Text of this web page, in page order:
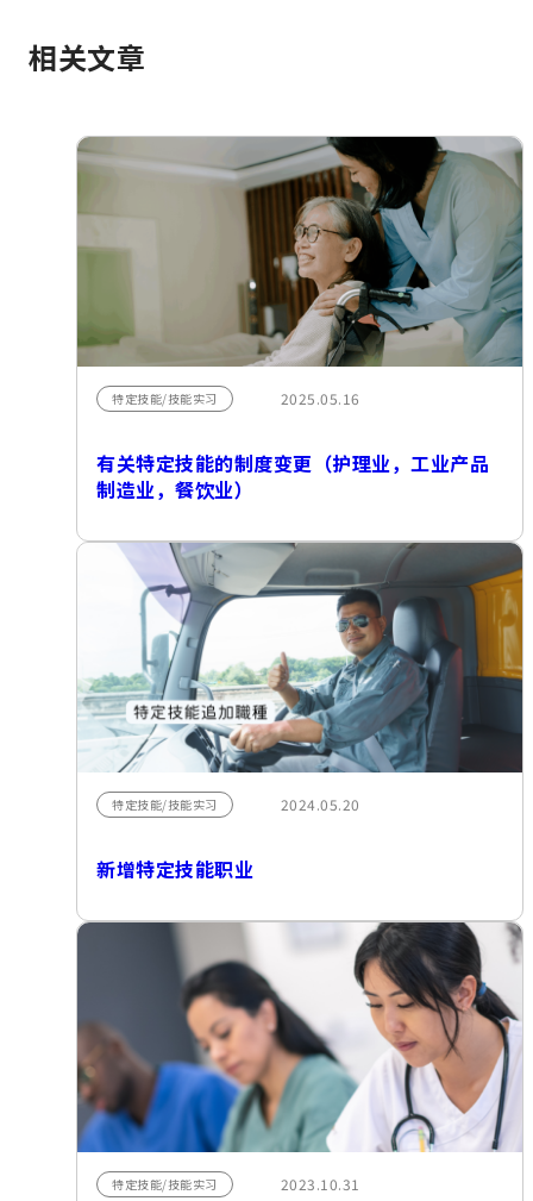
相关文章
特定技能/技能实习 2025.05.16
有关特定技能的制度变更（护理业，工业产品
制造业，餐饮业）
特定技能/技能实习 2024.05.20
新增特定技能职业
特定技能/技能实习 2023.10.31